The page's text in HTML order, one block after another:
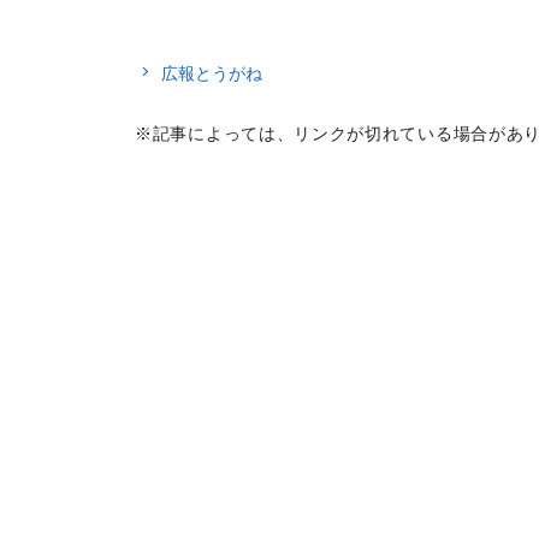
広報とうがね
※記事によっては、リンクが切れている場合があ